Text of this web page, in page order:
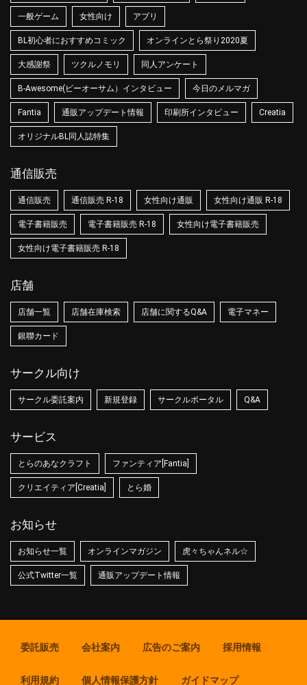
一般ゲーム 女性向け アプリ
BL初心者におすすめコミック オンラインとら祭り2020夏
大感謝祭 ツクルノモリ 同人アンケート
B-Awesome(ビーオーサム）インタビュー 今日のメルマガ
Fantia 通販アップデート情報 印刷所インタビュー Creatia
オリジナルBL同人誌特集
通信販売
通信販売 通信販売 R-18 女性向け通販 女性向け通販 R-18
電子書籍販売 電子書籍販売 R-18 女性向け電子書籍販売
女性向け電子書籍販売 R-18
店舗
店舗一覧 店舗在庫検索 店舗に関するQ&A 電子マネー
銀聯カード
サークル向け
サークル委託案内 新規登録 サークルポータル Q&A
サービス
とらのあなクラフト ファンティア[Fantia]
クリエイティア[Creatia] とら婚
お知らせ
お知らせ一覧 オンラインマガジン 虎々ちゃんネル☆
公式Twitter一覧 通販アップデート情報
委託販売 会社案内 広告のご案内 採用情報
利用規約 個人情報保護方針 ガイドマップ